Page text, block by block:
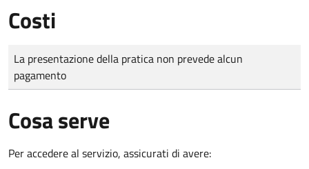
Costi
Tipo di pagamento
Importo
La presentazione della pratica non prevede alcun
pagamento
Cosa serve
Per accedere al servizio, assicurati di avere: